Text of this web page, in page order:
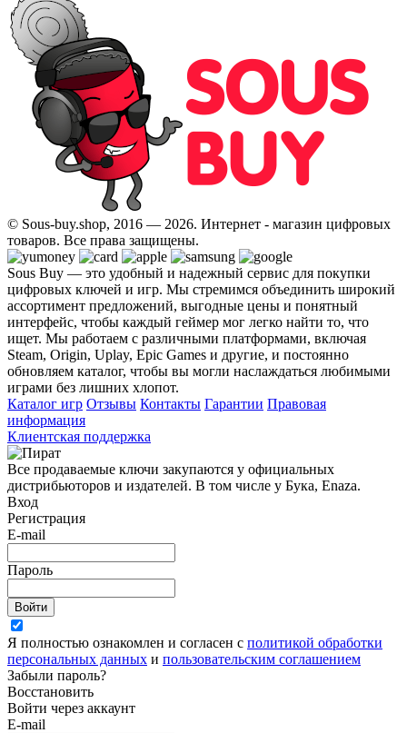
© Sous-buy.shop, 2016 — 2026. Интернет - магазин цифровых
товаров. Все права защищены.
Sous Buy — это удобный и надежный сервис для покупки
цифровых ключей и игр. Мы стремимся объединить широкий
ассортимент предложений, выгодные цены и понятный
интерфейс, чтобы каждый геймер мог легко найти то, что
ищет. Мы работаем с различными платформами, включая
Steam, Origin, Uplay, Epic Games и другие, и постоянно
обновляем каталог, чтобы вы могли наслаждаться любимыми
играми без лишних хлопот.
Каталог игр Отзывы Контакты Гарантии Правовая
информация
Клиентская поддержка
Все продаваемые ключи закупаются у официальных
дистрибьюторов и издателей. В том числе у Бука, Enaza.
Вход
Регистрация
E-mail
Пароль
Войти
Я полностью ознакомлен и согласен с политикой обработки
персональных данных и пользовательским соглашением
Забыли пароль?
Восстановить
Войти через аккаунт
E-mail